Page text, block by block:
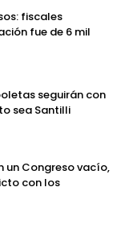
fiscales
fue de 6 mil
seguirán con
sea Santilli
un Congreso vacío,
con los